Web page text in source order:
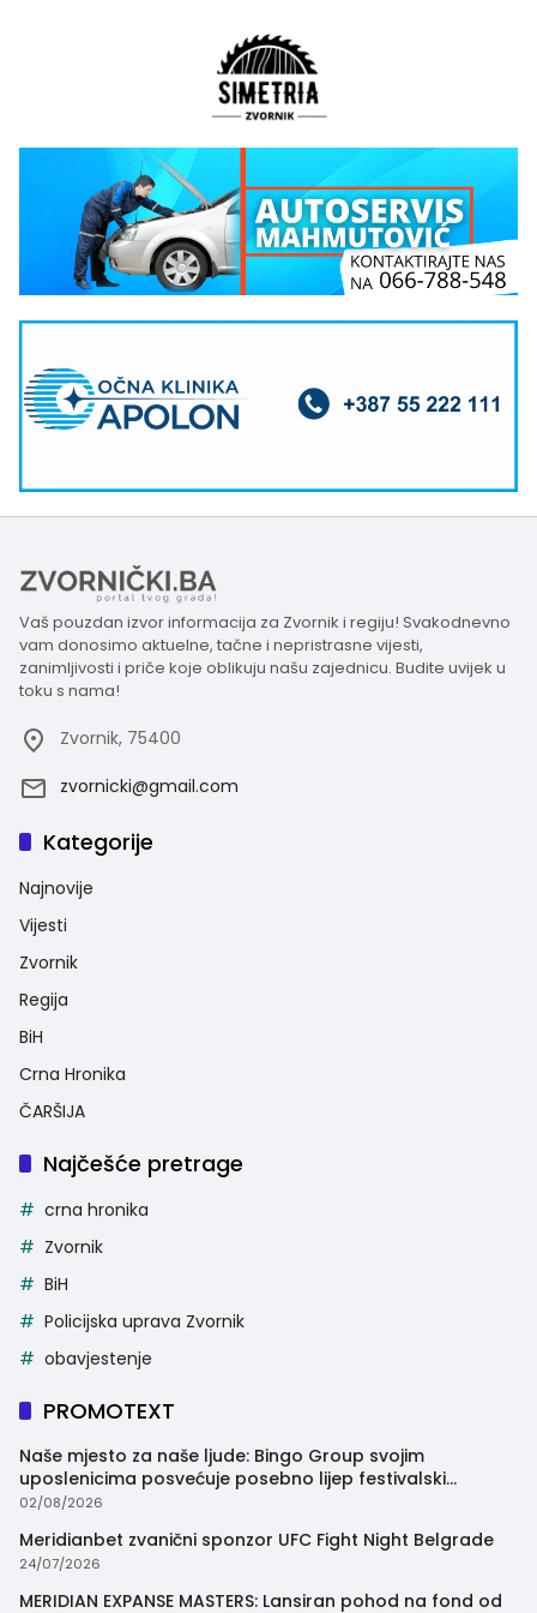
Vaš pouzdan izvor informacija za Zvornik i regiju! Svakodnevno
vam donosimo aktuelne, tačne i nepristrasne vijesti,
zanimljivosti i priče koje oblikuju našu zajednicu. Budite uvijek u
toku s nama!
Zvornik, 75400
zvornicki@gmail.com
Kategorije
Najnovije
Vijesti
Zvornik
Regija
BiH
Crna Hronika
ČARŠIJA
Najčešće pretrage
crna hronika
Zvornik
BiH
Policijska uprava Zvornik
obavjestenje
PROMOTEXT
Naše mjesto za naše ljude: Bingo Group svojim
uposlenicima posvećuje posebno lijep festivalski
trenutak
02/08/2026
Meridianbet zvanični sponzor UFC Fight Night Belgrade
24/07/2026
MERIDIAN EXPANSE MASTERS: Lansiran pohod na fond od